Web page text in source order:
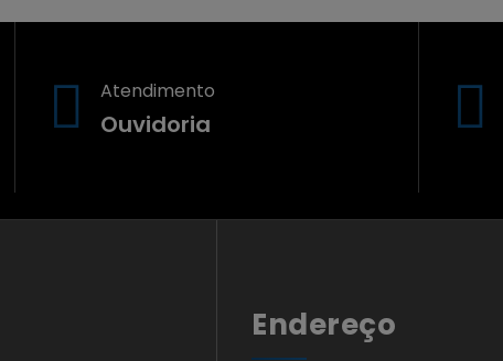
Atendimento
Ouvidoria
Endereço